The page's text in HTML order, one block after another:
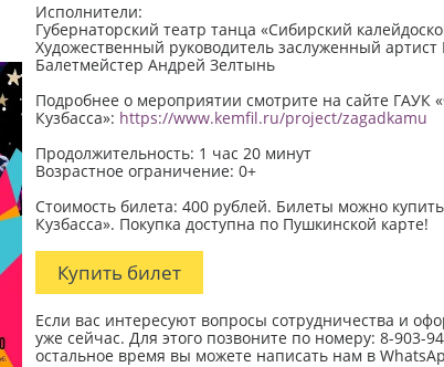
Исполнители:
Губернаторский театр танца «Сибирский
Художественный руководитель заслуженный
Балетмейстер Андрей Зелтынь
Подробнее о мероприятии смотрите на сайте ГАУК
Кузбасса»: https://www.kemfil.ru/project/zagadkamu
Продолжительность: 1 час 20 минут
Возрастное ограничение: 0+
Стоимость билета: 400 рублей. Билеты можно
Кузбасса». Покупка доступна по Пушкинской карте!
Купить билет
Если вас интересуют вопросы сотрудничества и
уже сейчас. Для этого позвоните по номеру: 8-903-
остальное время вы можете написать нам в